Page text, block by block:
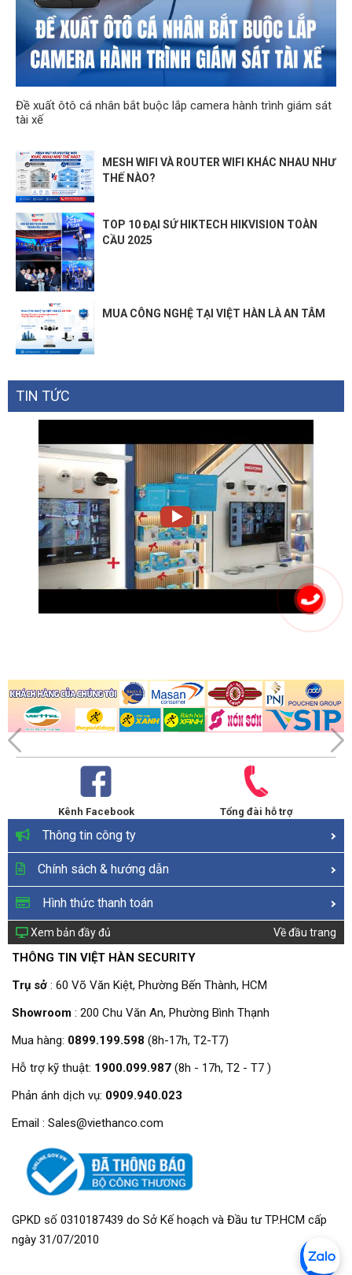
Đề xuất ôtô cá nhân bắt buộc lắp camera hành trình giám sát
tài xế
MESH WIFI VÀ ROUTER WIFI KHÁC NHAU NHƯ
THẾ NÀO?
TOP 10 ĐẠI SỨ HIKTECH HIKVISION TOÀN
CẦU 2025
MUA CÔNG NGHỆ TẠI VIỆT HÀN LÀ AN TÂM
TIN TỨC
Kênh Facebook Tổng đài hỗ trợ
Thông tin công ty
Chính sách & hướng dẫn
Hình thức thanh toán
Xem bản đầy đủ Về đầu trang
THÔNG TIN VIỆT HÀN SECURITY
Trụ sở : 60 Võ Văn Kiệt, Phường Bến Thành, HCM
Showroom : 200 Chu Văn An, Phường Bình Thạnh
Mua hàng: 0899.199.598 (8h-17h, T2-T7)
Hỗ trợ kỹ thuật: 1900.099.987 (8h - 17h, T2 - T7 )
Phản ánh dịch vụ: 0909.940.023
Email : Sales@viethanco.com
GPKD số 0310187439 do Sở Kế hoạch và Đầu tư TP.HCM cấp
ngày 31/07/2010